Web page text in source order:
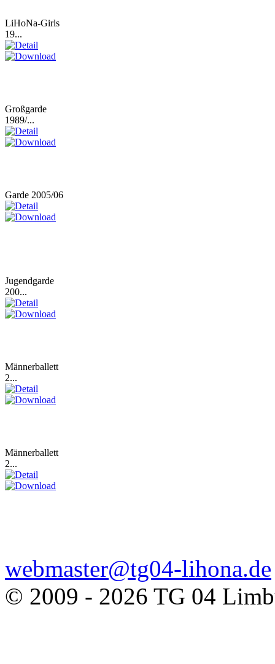
LiHoNa-Girls
19...
Großgarde
1989/...
Garde 2005/06
Jugendgarde
200...
Männerballett
2...
Männerballett
2...
webmaster@tg04-lihona.de
© 2009 - 2026 TG 04